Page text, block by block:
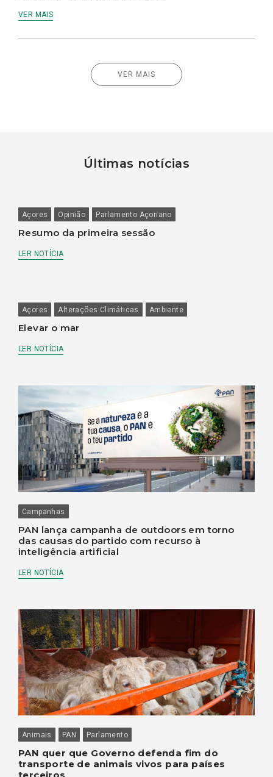
VER MAIS
VER MAIS
Últimas notícias
Açores Opinião Parlamento Açoriano
Resumo da primeira sessão
LER NOTÍCIA
Açores Alterações Climáticas Ambiente
Elevar o mar
LER NOTÍCIA
Campanhas
PAN lança campanha de outdoors em torno
das causas do partido com recurso à
inteligência artificial
LER NOTÍCIA
Animais PAN Parlamento
PAN quer que Governo defenda fim do
transporte de animais vivos para países